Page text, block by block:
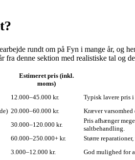
rundt om på Fyn i mange år, og
denne sektion med realistiske tal og
Estimeret pris (inkl.
moms)
12.000–45.000 kr.
Typisk lavere pris i
20.000–60.000 kr.
Kræver varsomhed
30.000–120.000 kr.
Pris afhænger
saltbehandling.
60.000–250.000+ kr.
Større
3.000–12.000 kr. God mulighed for